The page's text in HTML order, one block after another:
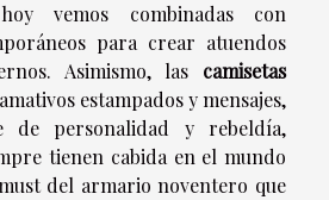
vemos combinadas con
para crear atuendos
Asimismo, las camisetas
estampados y mensajes,
de personalidad y rebeldía,
tienen cabida en el mundo
del armario noventero que